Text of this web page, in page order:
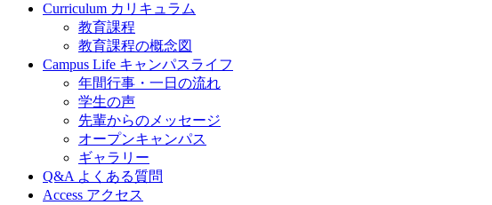
Curriculum カリキュラム
教育課程
教育課程の概念図
Campus Life キャンパスライフ
年間行事・一日の流れ
学生の声
先輩からのメッセージ
オープンキャンパス
ギャラリー
Q&A よくある質問
Access アクセス